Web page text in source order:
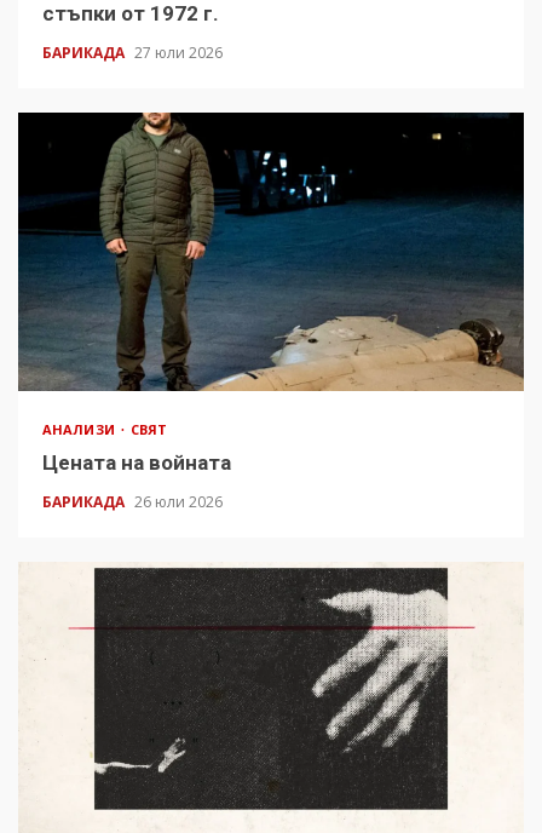
стъпки от 1972 г.
БАРИКАДА 27 юли 2026
АНАЛИЗИ СВЯТ
Цената на войната
БАРИКАДА 26 юли 2026